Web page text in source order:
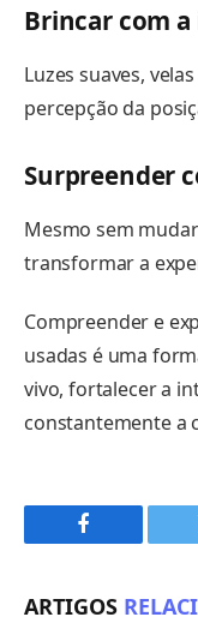
Brincar com
Luzes suaves,
percepção da
Surpreender
Mesmo sem
transformar a
Compreender e
usadas é uma
vivo, fortalecer a
constantemente a
Facebook
ARTIGOS